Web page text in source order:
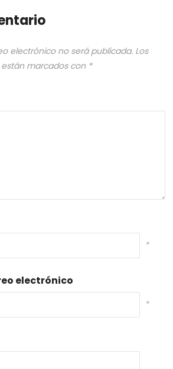
electrónico no será publicada. Los
marcados con *
*
electrónico
*